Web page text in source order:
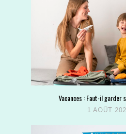
Vacances : Faut-il garder
1 AOÛT